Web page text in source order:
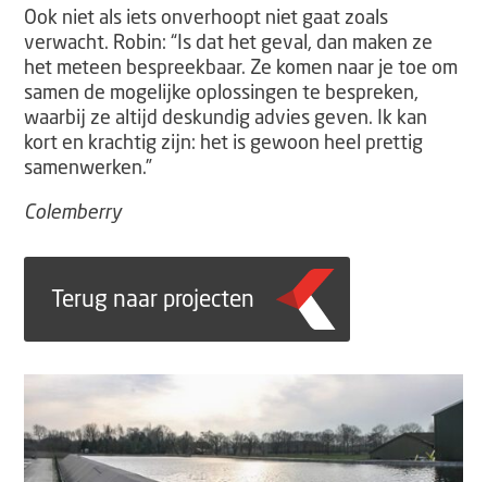
Ook niet als iets onverhoopt niet gaat zoals
verwacht. Robin: “Is dat het geval, dan maken ze
het meteen bespreekbaar. Ze komen naar je toe om
samen de mogelijke oplossingen te bespreken,
waarbij ze altijd deskundig advies geven. Ik kan
kort en krachtig zijn: het is gewoon heel prettig
samenwerken.”
Colemberry
Terug naar projecten